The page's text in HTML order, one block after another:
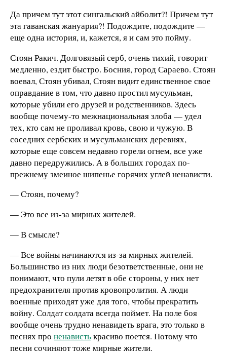
Да причем тут этот сингальский айболит?! Причем тут
эта гаванская жануария?! Подождите, подождите —
еще одна история, и, кажется, я и сам это пойму.
Стоян Ракич. Долговязый серб, очень тихий, говорит
медленно, ездит быстро. Босния, город Сараево. Стоян
воевал, Стоян убивал, Стоян видит единственное свое
оправдание в том, что давно простил мусульман,
которые убили его друзей и родственников. Здесь
вообще почему-то межнациональная злоба — удел
тех, кто сам не проливал кровь, свою и чужую. В
соседних сербских и мусульманских деревнях,
которые еще совсем недавно горели огнем, все уже
давно передружились. А в больших городах по-
прежнему змеиное шипенье горячих углей ненависти.
— Стоян, почему?
— Это все из-за мирных жителей.
— В смысле?
— Все войны начинаются из-за мирных жителей.
Большинство из них люди безответственные, они не
понимают, что пули летят в обе стороны, у них нет
предохранителя против кровопролития. А люди
военные приходят уже для того, чтобы прекратить
войну. Солдат солдата всегда поймет. На поле боя
вообще очень трудно ненавидеть врага, это только в
песнях про ненавистькрасиво поется. Потому что
песни сочиняют тоже мирные жители.